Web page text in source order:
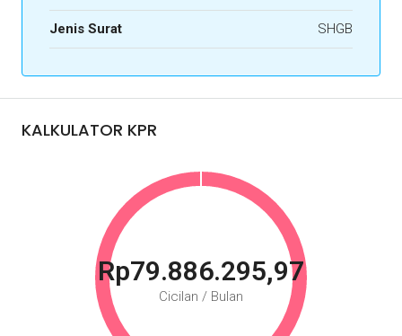
Jenis Surat SHGB
KALKULATOR KPR
Rp79.886.295,97
Cicilan / Bulan